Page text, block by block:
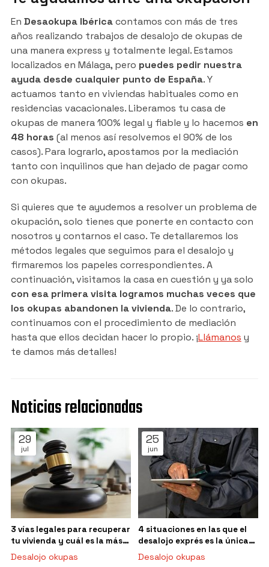
En Desaokupa Ibéricacontamos con más de tres
años realizando trabajos de desalojo de okupas de
una manera express y totalmente legal. Estamos
localizados en Málaga, pero puedes pedir nuestra
ayuda desde cualquier punto de España. Y
actuamos tanto en viviendas habituales como en
residencias vacacionales. Liberamos tu casa de
okupas de manera 100% legal y fiable y lo hacemos en
48 horas (al menos así resolvemos el 90% de los
casos). Para lograrlo, apostamos por la mediación
tanto con inquilinos que han dejado de pagar como
con okupas.
Si quieres que te ayudemos a resolver un problema de
okupación, solo tienes que ponerte en contacto con
nosotros y contarnos el caso. Te detallaremos los
métodos legales que seguimos para el desalojo y
firmaremos los papeles correspondientes. A
continuación, visitamos la casa en cuestión y ya solo
con esa primera visita logramos muchas veces que
los okupas abandonen la vivienda. De lo contrario,
continuamos con el procedimiento de mediación
hasta que ellos decidan hacer lo propio. ¡Llámanos y
te damos más detalles!
Noticias relacionadas
29
jul
3 vías legales para recuperar
tu vivienda y cuál es la más
rápida según tu caso
Desalojo okupas
25
jun
4 situaciones en las que el
desalojo exprés es la única
solución eficaz
Desalojo okupas